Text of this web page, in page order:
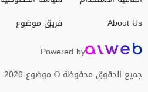
About Us
فريق موضوع
Powered by
جميع الحقوق محفوظة © موضوع 2026